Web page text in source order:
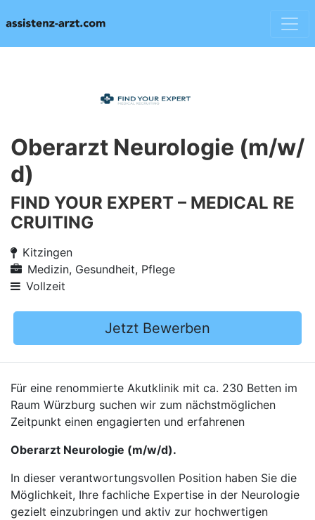
Oberarzt Neurologie (m/w/
d)
FIND YOUR EXPERT – MEDICAL RE
CRUITING
Kitzingen
Medizin, Gesundheit, Pflege
Vollzeit
Jetzt Bewerben
Für eine renommierte Akutklinik mit ca. 230 Betten im
Raum Würzburg suchen wir zum nächstmöglichen
Zeitpunkt einen engagierten und erfahrenen
Oberarzt Neurologie (m/w/d).
In dieser verantwortungsvollen Position haben Sie die
Möglichkeit, Ihre fachliche Expertise in der Neurologie
gezielt einzubringen und aktiv zur hochwertigen